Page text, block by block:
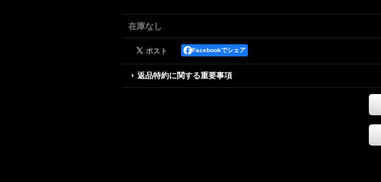
在庫なし
Facebookでシェア
返品特約に関する重要事項